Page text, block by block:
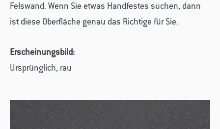
Felswand. Wenn Sie etwas Handfestes suchen, dann
ist diese Oberfläche genau das Richtige für Sie.
Erscheinungsbild:
Ursprünglich, rau